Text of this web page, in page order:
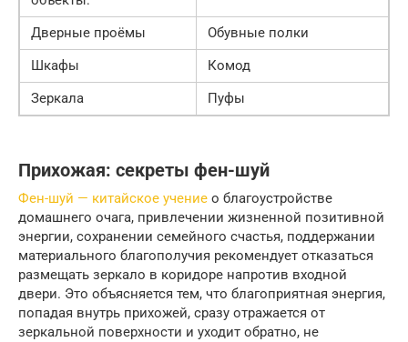
Дверные проёмы
Обувные полки
Шкафы
Комод
Зеркала
Пуфы
Прихожая: секреты фен-шуй
Фен-шуй — китайское учение о благоустройстве
домашнего очага, привлечении жизненной позитивной
энергии, сохранении семейного счастья, поддержании
материального благополучия рекомендует отказаться
размещать зеркало в коридоре напротив входной
двери. Это объясняется тем, что благоприятная энергия,
попадая внутрь прихожей, сразу отражается от
зеркальной поверхности и уходит обратно, не